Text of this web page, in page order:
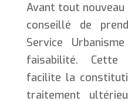
Avant tout
conseillé de
Service
faisabilité. Cette
facilite la
traitement